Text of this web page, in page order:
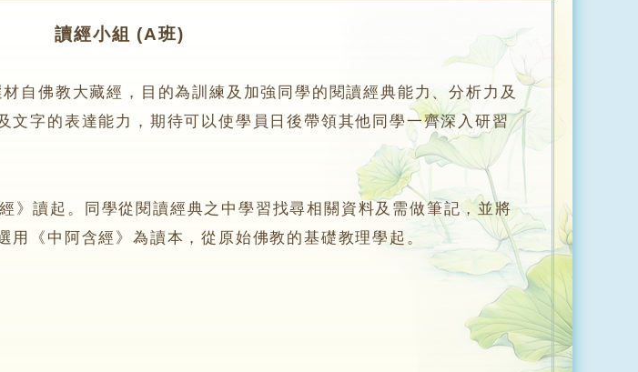
讀經小組 (A班)
佛教大藏經，目的為訓練及加強同學的閱讀經典能力、分析力及
文字的表達能力，期待可以使學員日後帶領其他同學一齊深入研習
讀起。同學從閱讀經典之中學習找尋相關資料及需做筆記，並將
《中阿含經》為讀本，從原始佛教的基礎教理學起。